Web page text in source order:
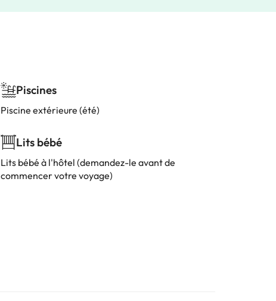
Piscines
Piscine extérieure (été)
Lits bébé
Lits bébé à l'hôtel (demandez-le avant de
commencer votre voyage)